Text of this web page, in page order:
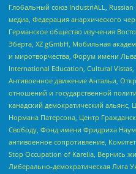
Глобальный союз IndustriALL,
медиа, Федерация анархического
Германское общество изучения
Эберта, XZ gGmbH, Мобильная
и миротворчества, Форум имени
International Education, Cultural
Антивоенное движение Антальи,
отношений и государственной
канадский демократический
Нормана Патерсона, Центр
Свободу, Фонд имени Фридриха
антивоенное сопротивление,
Stop Occupation of Karelia, Вернись
Либерально-демократическая Лига